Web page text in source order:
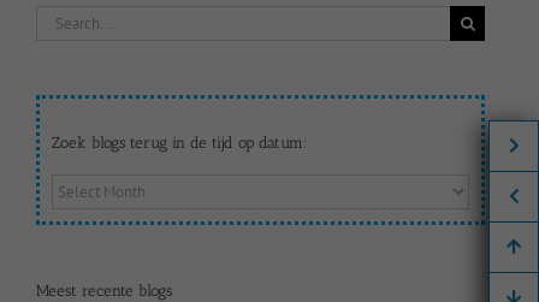
Search
Zoek blogs terug in de tijd op datum:
Zoek
Meest recente blogs